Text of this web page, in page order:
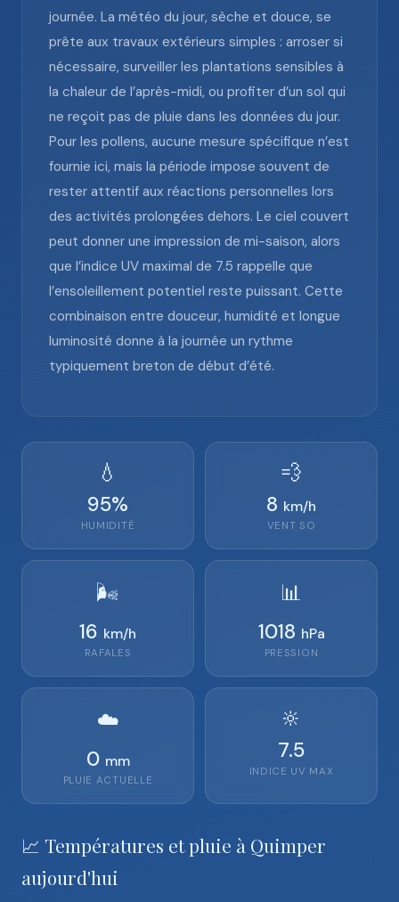
journée. La météo du jour, sèche et douce, se
prête aux travaux extérieurs simples : arroser si
nécessaire, surveiller les plantations sensibles à
la chaleur de l’après-midi, ou profiter d’un sol qui
ne reçoit pas de pluie dans les données du jour.
Pour les pollens, aucune mesure spécifique n’est
fournie ici, mais la période impose souvent de
rester attentif aux réactions personnelles lors
des activités prolongées dehors. Le ciel couvert
peut donner une impression de mi-saison, alors
que l’indice UV maximal de 7.5 rappelle que
l’ensoleillement potentiel reste puissant. Cette
combinaison entre douceur, humidité et longue
luminosité donne à la journée un rythme
typiquement breton de début d’été.
💧
95%
HUMIDITÉ
💨
8 km/h
VENT SO
🌬️
16 km/h
RAFALES
📊
1018 hPa
PRESSION
☁️
0 mm
PLUIE ACTUELLE
🔆
7.5
INDICE UV MAX
📈 Températures et pluie à Quimper
aujourd'hui